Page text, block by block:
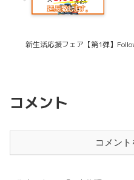
新生活応援フェア【第1弾】
コメント
コメン